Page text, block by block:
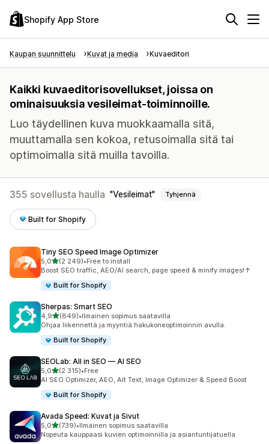
Shopify App Store
Kaupan suunnittelu Kuvat ja media Kuvaeditori
Kaikki kuvaeditorisovellukset, joissa on
ominaisuuksia vesileimat-toiminnoille.
Luo täydellinen kuva muokkaamalla sitä,
muuttamalla sen kokoa, retusoimalla sitä tai
optimoimalla sitä muilla tavoilla.
355 sovellusta haulla Vesileimat Tyhjennä
Built for Shopify
Tiny SEO Speed Image Optimizer
5,0/ 5 tähteä
(2 249)
2249 arvostelua yhteensä
•Free to install
Boost SEO traffic, AEO/AI search, page speed & minify images!↑
Built for Shopify
Sherpas: Smart SEO
4,9/ 5 tähteä
(849)
849 arvostelua yhteensä
•Ilmainen sopimus saatavilla
Ohjaa liikennettä ja myyntiä hakukoneoptimoinnin avulla.
Built for Shopify
SEOLab: All in SEO — AI SEO
5,0/ 5 tähteä
(2 315)
2315 arvostelua yhteensä
•Free
AI SEO Optimizer, AEO, Alt Text, Image Optimizer & Speed Boost
Built for Shopify
Avada Speed: Kuvat ja Sivut
5,0/ 5 tähteä
(739)
739 arvostelua yhteensä
•Ilmainen sopimus saatavilla
Nopeuta kauppaasi kuvien optimoinnilla ja asiantuntijatuella